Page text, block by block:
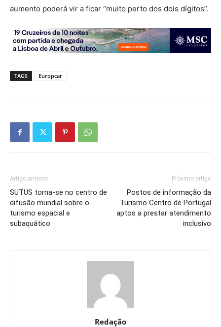
aumento poderá vir a ficar “muito perto dos dois dígitos”.
TAGS Europcar
Artigo anterior
SUTUS torna-se no centro de
difusão mundial sobre o
turismo espacial e
subaquático
Próximo artigo
Postos de informação da
Turismo Centro de Portugal
aptos a prestar atendimento
inclusivo
Redação